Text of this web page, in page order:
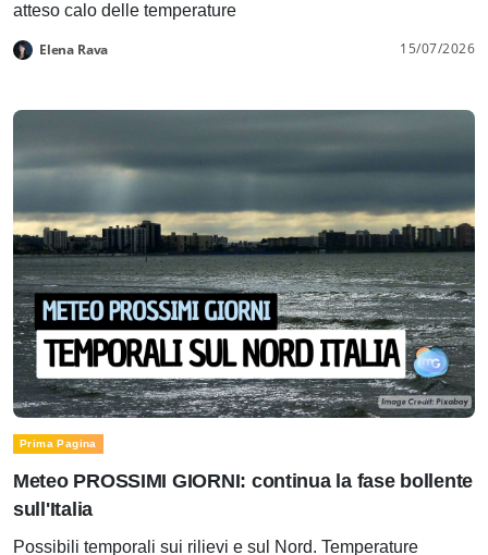
atteso calo delle temperature
Elena Rava 15/07/2026
Prima Pagina
Meteo PROSSIMI GIORNI: continua la fase bollente
sull'Italia
Possibili temporali sui rilievi e sul Nord. Temperature